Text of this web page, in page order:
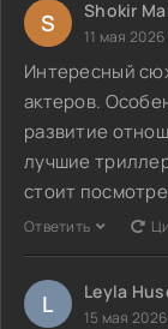
S Shokir
11 мая
Интересный
актеров.
развитие
лучшие
стоит
Ответить
L Leyla
15 мая